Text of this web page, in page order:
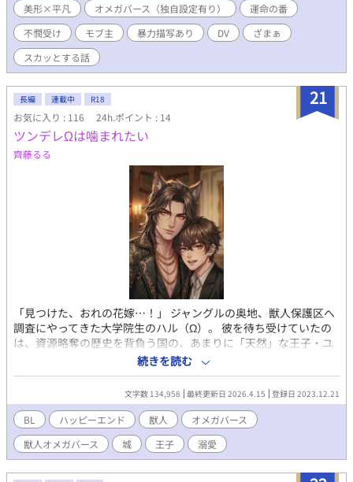
美形×平凡 オメガバース（独自設定有り）
運命の番
不憫受け
モブ主 暴力描写あり DV
ざまぁ
スカッとする話
21
長編 連載中 R18
お気に入り : 116 24h.ポイント : 14
ツンデレΩは噛まれたい
齊藤るる
「見つけた、おれの花嫁…！」 ジャングルの奥地、獣人保護区へ
調査にやってきた大学院生のハル（Ω）。 彼を待ち受けていたの
は、資源略奪の歴史を背負う国の、あまりに「天然」な王子・ユ
キ（α）だった。 初対面でいきなり押し倒され、「おれの子を産
んで！」と迫るユキに、ハルはビンタで応戦！ 第一印象は最悪、
考えれば考えるほどムカつく相手なのに、なぜかハルの身体は、
ユキの甘い匂いに疼いてしまい…！？ おバカな恋の裏側に、奪わ
れた獣人の歴史が交錯する—— オメガバースとは？ 欧米が発祥と
いわれる物語設定で、α（アルファ）、β（ベータ）、Ω（オメ
ガ）、3種の人間が存在するユニバース（架空の世界）のこと。
オメガバースの特徴として、男女に関係なく妊娠することができ
ます。 ⚠️獣型⇄人型に変化するタイプの獣人(わんこ)です 【ジャ
続きを読む
文字数 134,958 最終更新日 2026.4.15 登録日 2023.12.21
BL ハッピーエンド 獣人
オメガバース
獣人オメガバース
城 王子 溺愛